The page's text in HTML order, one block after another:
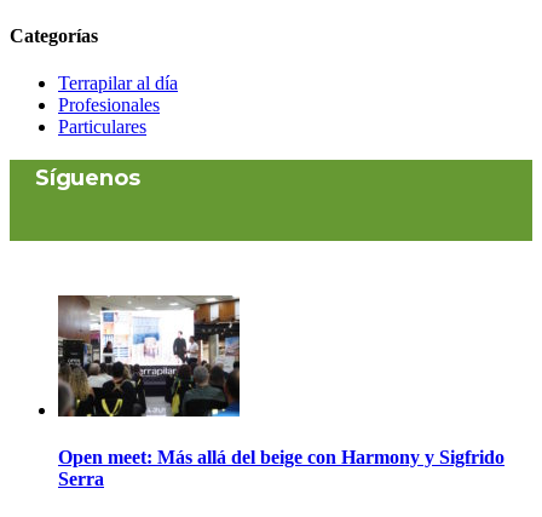
Categorías
Terrapilar al día
Profesionales
Particulares
Síguenos
Open meet: Más allá del beige con Harmony y Sigfrido
Serra